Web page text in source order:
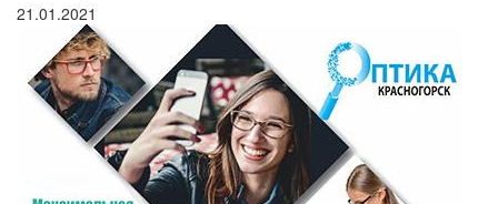
21.01.2021